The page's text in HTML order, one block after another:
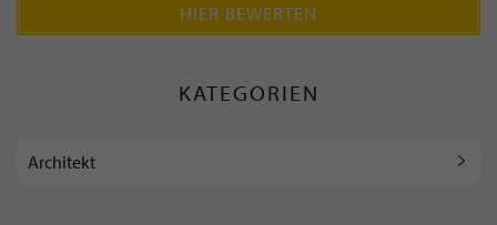
HIER BEWERTEN
KATEGORIEN
Architekt